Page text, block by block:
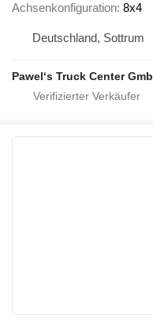
Achsenkonfiguration 8x4
Deutschland, Sottrum
Pawel‘s Truck Center